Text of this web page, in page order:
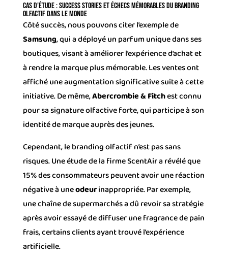
Cas d’étude : Success stories et échecs mémorables du branding
olfactif dans le monde
Côté succès, nous pouvons citer l’exemple de
Samsung, qui a déployé un parfum unique dans ses
boutiques, visant à améliorer l’expérience d’achat et
à rendre la marque plus mémorable. Les ventes ont
affiché une augmentation significative suite à cette
initiative. De même,Abercrombie & Fitchest connu
pour sa signature olfactive forte, qui participe à son
identité de marque auprès des jeunes.
Cependant, le branding olfactif n’est pas sans
risques. Une étude de la firme ScentAir a révélé que
15% des consommateurs peuvent avoir une réaction
négative à uneodeurinappropriée. Par exemple,
une chaîne de supermarchés a dû revoir sa stratégie
après avoir essayé de diffuser une fragrance de pain
frais, certains clients ayant trouvé l’expérience
artificielle.